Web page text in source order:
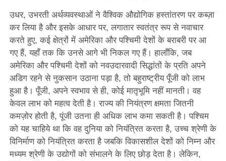
उधर, उभरती अर्थव्यवस्थाओं ने वैश्विक औद्योगिक हस्तांतरण पर कब्ज़ा
कर लिया है और इसके आधार पर, लगातार स्वतंत्र रूप से नवाचार
करते हुए, कई क्षेत्रों में अमेरिका और पश्चिमी देशों के बराबरी पर आ
गए हैं, यहाँ तक कि उनसे आगे भी निकल गए हैं। हालाँकि, जब
अमेरिका और पश्चिमी देशों को नवउदारवादी सिद्धांतों के प्रति अपने
अडिग रहने से नुकसान उठाना पड़ा है, तो बहुराष्ट्रीय पूँजी को लाभ
हुआ है। पूँजी, अपने स्वभाव से ही, कोई मातृभूमि नहीं मानती। वह
केवल लाभ को महत्व देती है। राज्य की नियंत्रण क्षमता जितनी
कमज़ोर होती है, पूंजी उतना ही अधिक लाभ कमा सकती है। पश्चिम
को यह चाहिये था कि वह दुनिया को नियंत्रित करता है, उच्च श्रेणी के
विनिर्माण को नियंत्रित करता है जबकि विकासशील देशों को निम्न और
मध्यम श्रेणी के उद्योगों को संभालने के लिए छोड़ देता है। लेकिन,